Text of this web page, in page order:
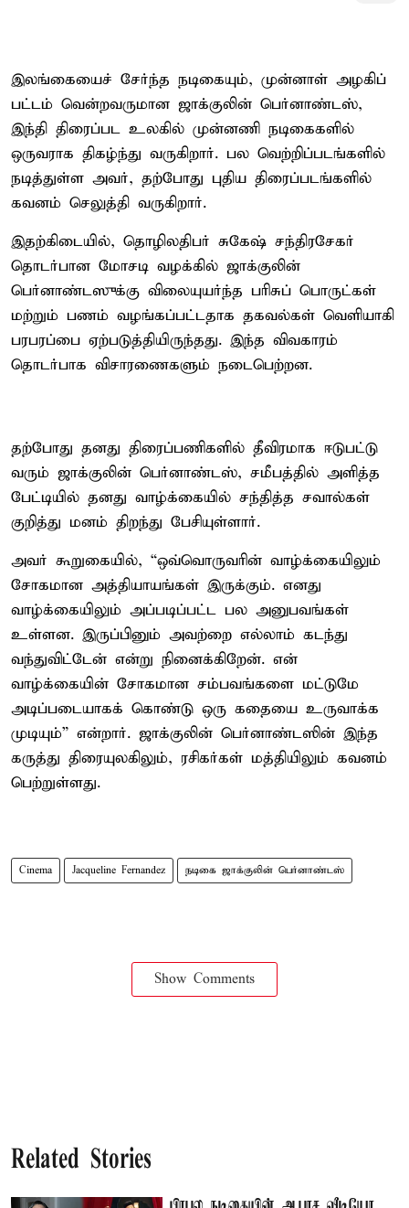
இலங்கையைச் சேர்ந்த நடிகையும், முன்னாள் அழகிப்
பட்டம் வென்றவருமான ஜாக்குலின் பெர்னாண்டஸ்,
இந்தி திரைப்பட உலகில் முன்னணி நடிகைகளில்
ஒருவராக திகழ்ந்து வருகிறார். பல வெற்றிப்படங்களில்
நடித்துள்ள அவர், தற்போது புதிய திரைப்படங்களில்
கவனம் செலுத்தி வருகிறார்.
இதற்கிடையில், தொழிலதிபர் சுகேஷ் சந்திரசேகர்
தொடர்பான மோசடி வழக்கில் ஜாக்குலின்
பெர்னாண்டஸுக்கு விலையுயர்ந்த பரிசுப் பொருட்கள்
மற்றும் பணம் வழங்கப்பட்டதாக தகவல்கள் வெளியாகி
பரபரப்பை ஏற்படுத்தியிருந்தது. இந்த விவகாரம்
தொடர்பாக விசாரணைகளும் நடைபெற்றன.
தற்போது தனது திரைப்பணிகளில் தீவிரமாக ஈடுபட்டு
வரும் ஜாக்குலின் பெர்னாண்டஸ், சமீபத்தில் அளித்த
பேட்டியில் தனது வாழ்க்கையில் சந்தித்த சவால்கள்
குறித்து மனம் திறந்து பேசியுள்ளார்.
அவர் கூறுகையில், “ஒவ்வொருவரின் வாழ்க்கையிலும்
சோகமான அத்தியாயங்கள் இருக்கும். எனது
வாழ்க்கையிலும் அப்படிப்பட்ட பல அனுபவங்கள்
உள்ளன. இருப்பினும் அவற்றை எல்லாம் கடந்து
வந்துவிட்டேன் என்று நினைக்கிறேன். என்
வாழ்க்கையின் சோகமான சம்பவங்களை மட்டுமே
அடிப்படையாகக் கொண்டு ஒரு கதையை உருவாக்க
முடியும்” என்றார். ஜாக்குலின் பெர்னாண்டஸின் இந்த
கருத்து திரையுலகிலும், ரசிகர்கள் மத்தியிலும் கவனம்
பெற்றுள்ளது.
Cinema Jacqueline Fernandez நடிகை ஜாக்குலின் பெர்னாண்டஸ்
Show Comments
Related Stories